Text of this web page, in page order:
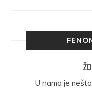
U nama je